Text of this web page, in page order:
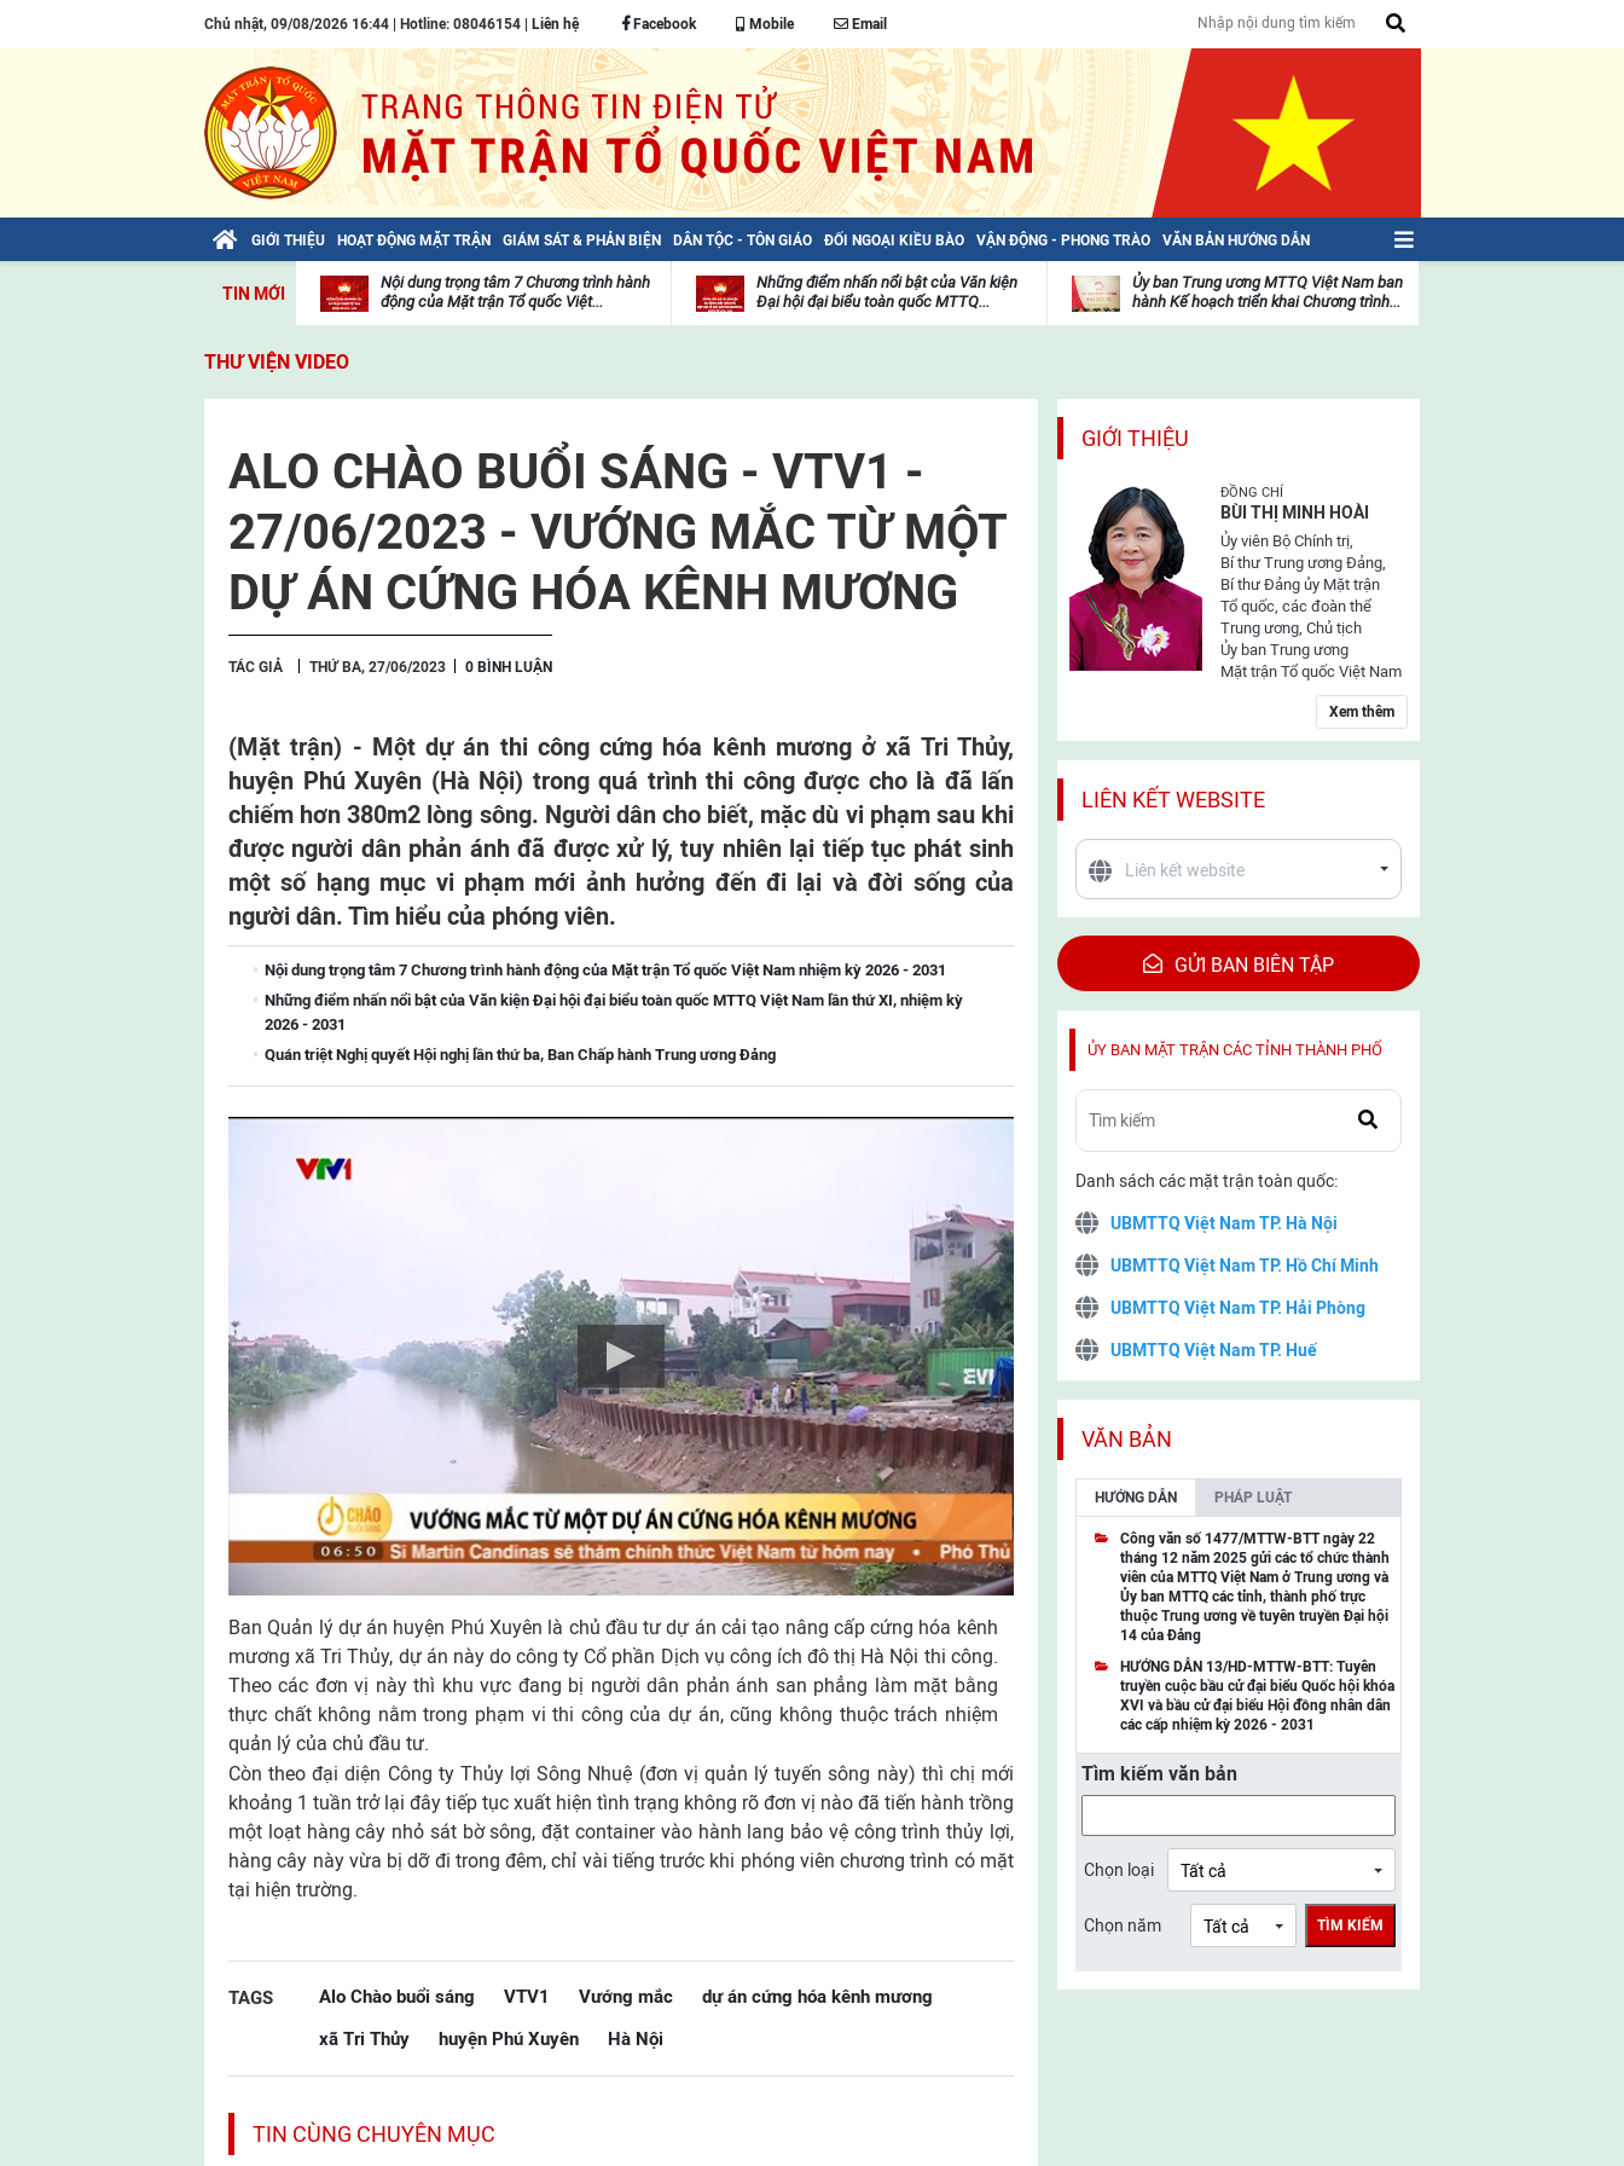
Chủ nhật, 09/08/2026 16:44 | Hotline: 08046154 | Liên hệ Facebook Mobile Email
GIỚI THIỆU HOẠT ĐỘNG MẶT TRẬN GIÁM SÁT & PHẢN BIỆN DÂN TỘC - TÔN GIÁO ĐỐI NGOẠI KIỀU BÀO VẬN ĐỘNG - PHONG TRÀO VĂN BẢN HƯỚNG DẪN
TIN MỚI
Bài viết của Tổng Bí thư Tô Lâm: TIẾN
viện
Nội dung trọng tâm 7 Chương trình hành
động của Mặt trận Tổ quốc Việt...
Những điểm nhấn nổi bật của Văn kiện
Đại hội đại biểu toàn quốc MTTQ...
mặt
trận
Ủy ban Trung ương MTTQ Việt Nam ban
hành Kế hoạch triển khai Chương trình...
THƯ VIỆN VIDEO
ALO CHÀO BUỔI SÁNG - VTV1 -
27/06/2023 - VƯỚNG MẮC TỪ MỘT
DỰ ÁN CỨNG HÓA KÊNH MƯƠNG
TÁC GIẢ THỨ BA, 27/06/2023 0 BÌNH LUẬN
(Mặt trận) - Một dự án thi công cứng hóa kênh mương ở xã Tri Thủy,
huyện Phú Xuyên (Hà Nội) trong quá trình thi công được cho là đã lấn
chiếm hơn 380m2 lòng sông. Người dân cho biết, mặc dù vi phạm sau khi
được người dân phản ánh đã được xử lý, tuy nhiên lại tiếp tục phát sinh
một số hạng mục vi phạm mới ảnh hưởng đến đi lại và đời sống của
người dân. Tìm hiểu của phóng viên.
Nội dung trọng tâm 7 Chương trình hành động của Mặt trận Tổ quốc Việt Nam nhiệm kỳ 2026 - 2031
Những điểm nhấn nổi bật của Văn kiện Đại hội đại biểu toàn quốc MTTQ Việt Nam lần thứ XI, nhiệm kỳ
2026 - 2031
Quán triệt Nghị quyết Hội nghị lần thứ ba, Ban Chấp hành Trung ương Đảng
Ban Quản lý dự án huyện Phú Xuyên là chủ đầu tư dự án cải tạo nâng cấp cứng hóa kênh
mương xã Tri Thủy, dự án này do công ty Cổ phần Dịch vụ công ích đô thị Hà Nội thi công.
Theo các đơn vị này thì khu vực đang bị người dân phản ánh san phẳng làm mặt bằng
thực chất không nằm trong phạm vi thi công của dự án, cũng không thuộc trách nhiệm
quản lý của chủ đầu tư.
Còn theo đại diện Công ty Thủy lợi Sông Nhuệ (đơn vị quản lý tuyến sông này) thì chị mới
khoảng 1 tuần trở lại đây tiếp tục xuất hiện tình trạng không rõ đơn vị nào đã tiến hành trồng
một loạt hàng cây nhỏ sát bờ sông, đặt container vào hành lang bảo vệ công trình thủy lợi,
hàng cây này vừa bị dỡ đi trong đêm, chỉ vài tiếng trước khi phóng viên chương trình có mặt
tại hiện trường.
TAGS Alo Chào buổi sáng VTV1 Vướng mắc dự án cứng hóa kênh mương
xã Tri Thủy huyện Phú Xuyên Hà Nội
TIN CÙNG CHUYÊN MỤC
GIỚI THIỆU
ĐỒNG CHÍ
BÙI THỊ MINH HOÀI
Ủy viên Bộ Chính trị,
Bí thư Trung ương Đảng,
Bí thư Đảng ủy Mặt trận
Tổ quốc, các đoàn thể
Trung ương, Chủ tịch
Ủy ban Trung ương
Mặt trận Tổ quốc Việt Nam
Xem thêm
LIÊN KẾT WEBSITE
GỬI BAN BIÊN TẬP
ỦY BAN MẶT TRẬN CÁC TỈNH THÀNH PHỐ
Danh sách các mặt trận toàn quốc:
UBMTTQ Việt Nam TP. Hà Nội
UBMTTQ Việt Nam TP. Hồ Chí Minh
UBMTTQ Việt Nam TP. Hải Phòng
UBMTTQ Việt Nam TP. Huế
UBMTTQ Việt Nam TP. Cần Thơ
UBMTTQ Việt Nam tỉnh Quảng Ninh
UBMTTQ Việt Nam tỉnh Cao Bằng
UBMTTQ Việt Nam tỉnh Lạng Sơn
UBMTTQ Việt Nam tỉnh Lai Châu
UBMTTQ Việt Nam tỉnh Điện Biên
UBMTTQ Việt Nam tỉnh Sơn La
UBMTTQ Việt Nam tỉnh Thanh Hóa
UBMTTQ Việt Nam tỉnh Nghệ An
UBMTTQ Việt Nam tỉnh Lào Cai
UBMTTQ Việt Nam tỉnh Thái Nguyên
VĂN BẢN
HƯỚNG DẪN PHÁP LUẬT
Công văn số 1477/MTTW-BTT ngày 22
tháng 12 năm 2025 gửi các tổ chức thành
viên của MTTQ Việt Nam ở Trung ương và
Ủy ban MTTQ các tỉnh, thành phố trực
thuộc Trung ương về tuyên truyền Đại hội
14 của Đảng
HƯỚNG DẪN 13/HD-MTTW-BTT: Tuyên
truyền cuộc bầu cử đại biểu Quốc hội khóa
XVI và bầu cử đại biểu Hội đồng nhân dân
các cấp nhiệm kỳ 2026 - 2031
Tìm kiếm văn bản
Chọn loại
Chọn năm TÌM KIẾM